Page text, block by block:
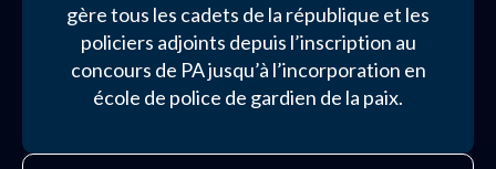
gère tous les cadets de la république et les
policiers adjoints depuis l’inscription au
concours de PA jusqu’à l’incorporation en
école de police de gardien de la paix.